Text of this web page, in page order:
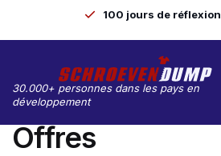
100 jours de réflexion
30.000+ personnes dans les pays en
développement
Offres